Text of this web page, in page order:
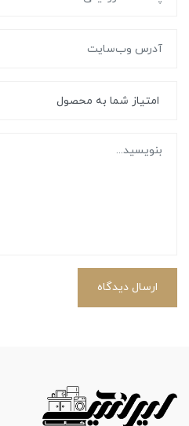
ارسال دیدگاه